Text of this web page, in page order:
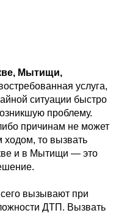
Мытищи,
услуга,
причинам не может
ходом, то вызвать
и в Мытищи — это
ДТП. Вызвать